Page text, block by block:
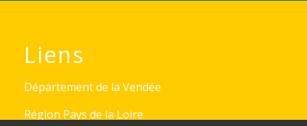
Liens
Département de la Vendée
Région Pays de la Loire